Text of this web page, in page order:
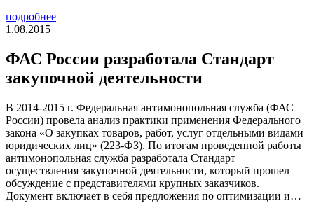
подробнее
1.08.2015
ФАС России разработала Стандарт
закупочной деятельности
В 2014-2015 г. Федеральная антимонопольная служба (ФАС
России) провела анализ практики применения Федерального
закона «О закупках товаров, работ, услуг отдельными видами
юридических лиц» (223-ФЗ). По итогам проведенной работы
антимонопольная служба разработала Стандарт
осуществления закупочной деятельности, который прошел
обсуждение с представителями крупных заказчиков.
Документ включает в себя предложения по оптимизации и…